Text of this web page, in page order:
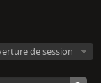
de session